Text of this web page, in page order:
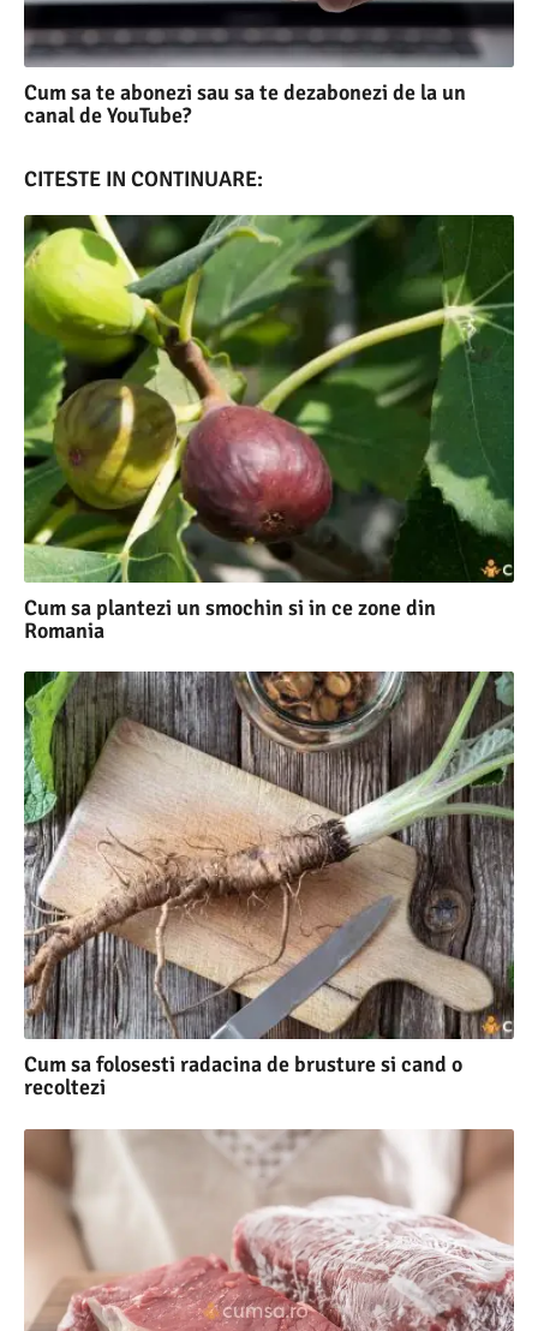
Cum sa te abonezi sau sa te dezabonezi de la un
canal de YouTube?
CITESTE IN CONTINUARE:
Cum sa plantezi un smochin si in ce zone din
Romania
Cum sa folosesti radacina de brusture si cand o
recoltezi